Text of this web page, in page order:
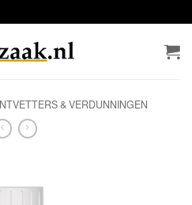
& VERDUNNINGEN